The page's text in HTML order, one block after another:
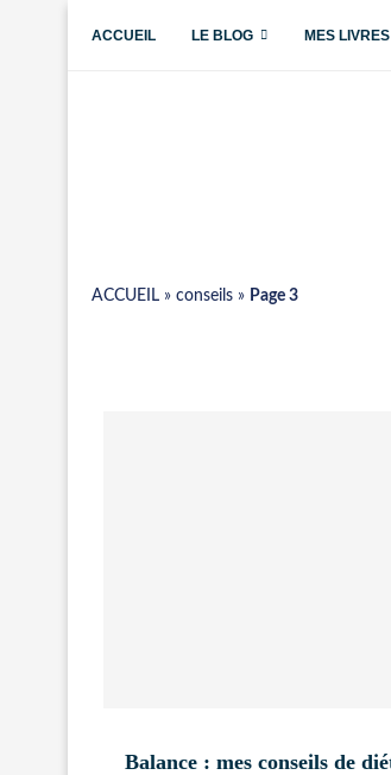
ACCUEIL LE BLOG MES
ACCUEIL » conseils » Page 3
Balance : mes conseils de